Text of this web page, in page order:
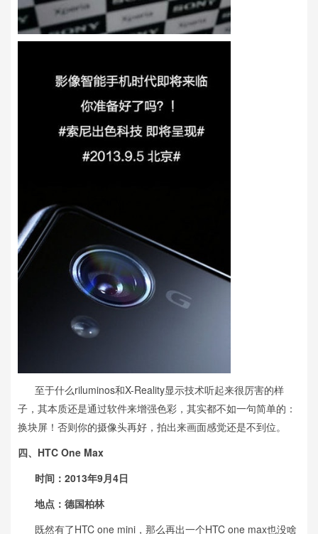
至于什么riluminos和X-Reality显示技术听起来很厉害的样
子，其本质还是通过软件来增强色彩，其实都不如一句简单的：
换块屏！否则你的摄像头再好，拍出来画面感觉还是不到位。
四、HTC One Max
时间：2013年9月4日
地点：德国柏林
既然有了HTC one mini，那么再出一个HTC one max也没啥